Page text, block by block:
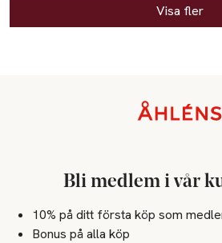
Visa fler
Bli medlem i vår
10% på ditt första köp som
Bonus på alla köp